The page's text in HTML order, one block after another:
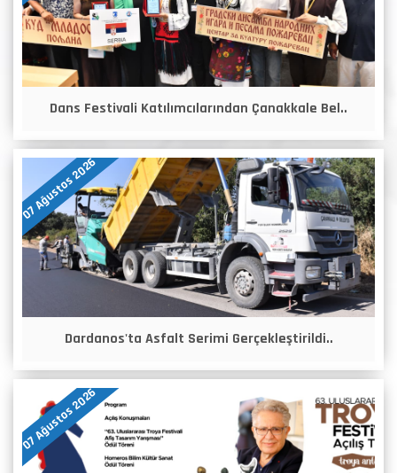
Dans Festivali Katılımcılarından Çanakkale Bel..
07 Ağustos 2026
Dardanos'ta Asfalt Serimi Gerçekleştirildi..
07 Ağustos 2026